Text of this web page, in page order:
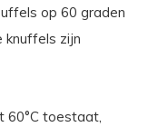
op 60 graden
knuffels zijn
60°C toestaat,